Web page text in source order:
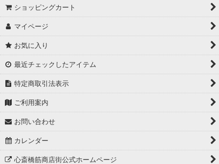
ショッピングカート
マイページ
お気に入り
最近チェックしたアイテム
特定商取引法表示
ご利用案内
お問い合わせ
カレンダー
心斎橋筋商店街公式ホームページ